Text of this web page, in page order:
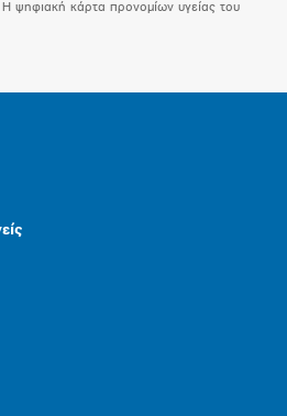
ψηφιακή κάρτα προνομίων υγείας του